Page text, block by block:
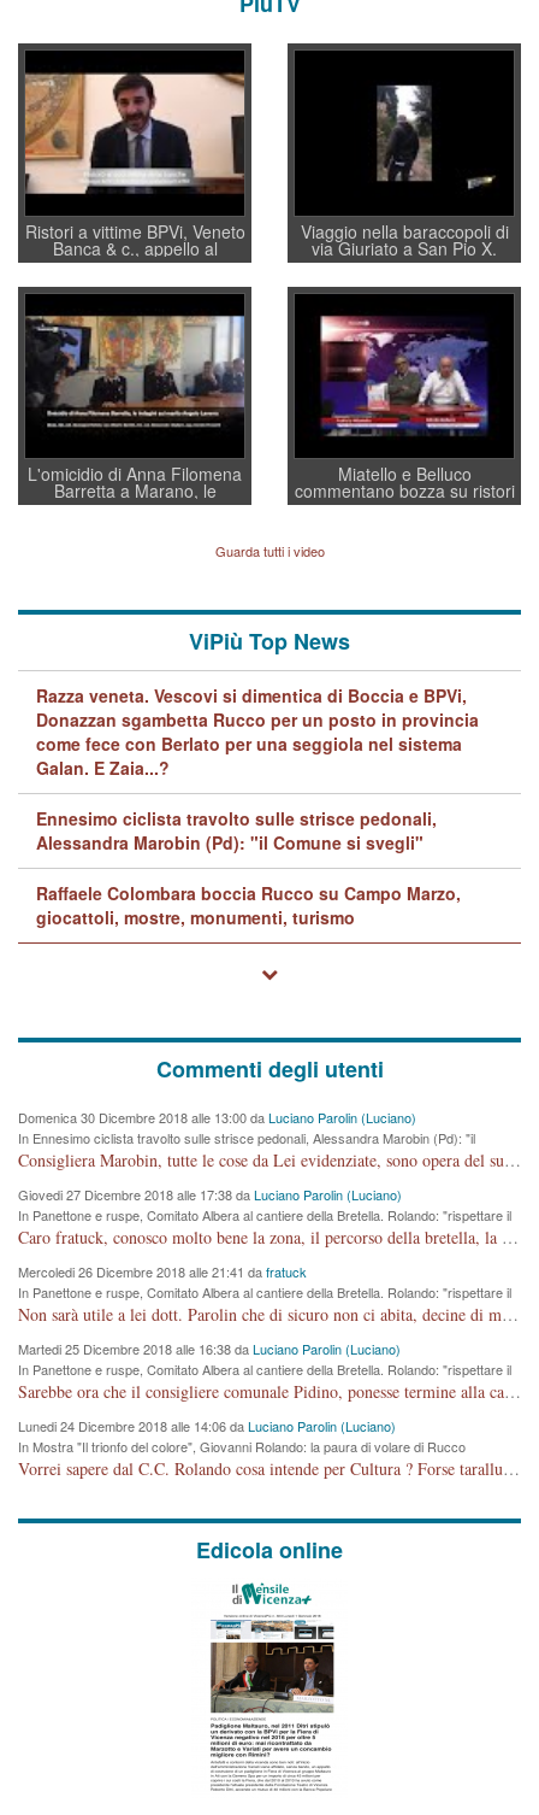
Ristori a vittime BPVi, Veneto
Banca & c., appello al
sottosegretario Alessio
Villarosa: per mettere ordine
convochi con Di Maio CNCU
a supporto della cabina di
regia al Mef
Viaggio nella baraccopoli di
via Giuriato a San Pio X.
Vicenza ai Vicentini: “faremo
un regalo di Natale ai
residenti”
L'omicidio di Anna Filomena
Barretta a Marano, le
indagini dei carabinieri di
Lavarra: più avvincenti di
quelle di... Barbara D'Urso
Miatello e Belluco
commentano bozza su ristori
BPVi e Veneto Banca
Guarda tutti i video
ViPiù Top News
Razza veneta. Vescovi si dimentica di Boccia e BPVi,
Donazzan sgambetta Rucco per un posto in provincia
come fece con Berlato per una seggiola nel sistema
Galan. E Zaia...?
Ennesimo ciclista travolto sulle strisce pedonali,
Alessandra Marobin (Pd): "il Comune si svegli"
Raffaele Colombara boccia Rucco su Campo Marzo,
giocattoli, mostre, monumenti, turismo
Commenti degli utenti
Domenica 30 Dicembre 2018 alle 13:00 daLuciano Parolin (Luciano)
In Ennesimo ciclista travolto sulle strisce pedonali, Alessandra Marobin (Pd): "il
Comune si svegli"
Consigliera Marobin, tutte le cose da Lei evidenziate, sono opera del suo ex Assessore e compagno di Partito Antonio Marco Dalla Pozza Assessore alla "progettazione" di piste ciclabili e altre porcherie. A lui manderei il conto da saldare per incidenti e danni alle persone. E' ora che "finiamola." Avete perso rassegnatevi. qui IL SINDACO RUCCO NON C'ENTRA PER NIENTE. CAPITO!!!!!!!! Amen.
Giovedi 27 Dicembre 2018 alle 17:38 daLuciano Parolin (Luciano)
In Panettone e ruspe, Comitato Albera al cantiere della Bretella. Rolando: "rispettare il
cronoprogramma"
Caro fratuck, conosco molto bene la zona, il percorso della bretella, la situazione dei cittadini, abito in Viale Trento. A partire dal 2003 ho partecipato al Comitato di Maddalene pro bretella, e a riunioni propositive per apportare modifiche al progetto. Numerose mie foto del territorio sono arrivate a Roma, altri miei interventi (non graditi dalla Sx) sono stati pubblicati dal GdV, assieme ad altri come Ciro Asproso, ora favorevole alla bretella. Ho partecipato alla raccolta firme per la chiusura della strada x 5 giorni eseguita dal Sindaco Hullwech per sforamento 180 Micro/g. Pertanto come impegno per la tematica sono apposto con la coscienza. Ora il Progetto è partito, fine! Voglio dire che la nuova Giunta "comunale" non c'entra più. L'opera sarà "malauguratamente" eseguita, ma non con il mio placet. Il Consigliere Comunale dovrebbe capire che la campagna elettorale è finita, con buona pace di tutti. Quello che invece dovrebbe interessare è la proprietà della strada, dall'uscita autostradale Ovest, sino alla Rotatoria dell'Albara, vi sono tre possessori: Autostrade SpA; La Provincia, il Comune. Come la mettiamo per il futuro ? I costi, da 50 sono saliti a 100 milioni di € come dire 20 milioni a KM (!) da non credere. Comunque si farà. Ma nessuno canti Vittoria, anzi meglio non farne un ulteriore fatto "partitico" per questioni elettorali o di seggio. Se mi manda la sua mail, sono disponibile ad inviare i documenti e le foto sopra descritte. Con ossequi, Luciano Parolin
Mercoledi 26 Dicembre 2018 alle 21:41 dafratuck
In Panettone e ruspe, Comitato Albera al cantiere della Bretella. Rolando: "rispettare il
cronoprogramma"
Non sarà utile a lei dott. Parolin che di sicuro non ci abita, decine di migliaia di TIR, automobili e padroncini che passano quotidianamente per una strada appena rotabile, non è più possibile stendere i panni, attraversare la strada senza rischiare la morte, le case stanno crepando, i tempi sono cambiati e la bretella non passerà assolutamente per maddalene (ma cosa sta a dire?!), dia invece responsabilità a chi ha costruito tagliando la strada che doveva invece terminare a isola vicentina e non al moracchino lasciando Motta di Costabissara ancora in panne di traffico. I tempi sono cambiati dottore e se l'anagrafe della vita stagna nell'essere umano impressioni conservatrici, la società non le considera perchè va avanti, si industrializza e ha bisogno di infrastrutture e di sviluppo. Ultima considerazione, se è geloso di Rolando perchè vede in lui solo campagne politiche mentre si difendono i SOLI diritti dei cittadini, la preghiamo faccia considerazioni più appropriate. Saluti e complimenti per i suoi scritti.
Martedi 25 Dicembre 2018 alle 16:38 daLuciano Parolin (Luciano)
In Panettone e ruspe, Comitato Albera al cantiere della Bretella. Rolando: "rispettare il
cronoprogramma"
Sarebbe ora che il consigliere comunale Pidino, ponesse termine alla campagna elettorale nel territorio del suo seggio Villaggio del Sole. La tiraca è iniziata, distruggerà 6 km di prateria ovest della città, ricca di fonti e sorgenti d'acqua. I cittadini di Maddalene non avranno più Pace la notte. Molta colpa per la costruzione di questa Strada è proprio del signor Rolando,dei suoi gazebo mobili e che vuol far passare questa opera VANDALICA come progetto "utile" a chi ? Non è cosa seria sig. Rolando!
Lunedi 24 Dicembre 2018 alle 14:06 daLuciano Parolin (Luciano)
In Mostra "Il trionfo del colore", Giovanni Rolando: la paura di volare di Rucco
Vorrei sapere dal C.C. Rolando cosa intende per Cultura ? Forse tarallucci, vino e sagre, o spaghetti tricolori del PD ? Il continuo (s)parlare della mostra a Palazzo Chiericati caro consigliere DANNEGGIA FORTEMENTE l'immagine della città TUTTA e fa deviare i consensi che in RUSSIA (badi bene ex U.R.S.S.) sono ECCELLENTI. A livello artistico l'evento è di alta Valenza culturale, COMPITO di Tutta la Cittadinanza fare il possibile per propagandare l'iniziativa senza farne UN CASO PARTITICO come fa Lei da sempre. Meno Gazebo + Partecipazione! E così sia. Amen.
Edicola online